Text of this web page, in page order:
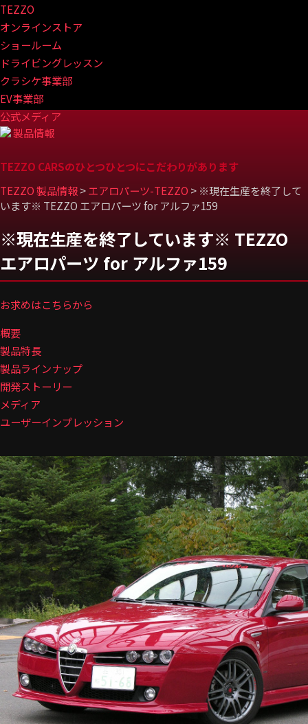
TEZZO
オンラインストア
ショールーム
ドライビングレッスン
クラシケ事業部
EV事業部
公式メディア
製品情報
TEZZO CARSのひとつひとつにこだわりがあります
TEZZO 製品情報>エアロパーツ-TEZZO > ※現在生産を終了して
います※ TEZZO エアロパーツ for アルファ159
※現在生産を終了しています※ TEZZO
エアロパーツ for アルファ159
お求めはこちらから
概要
製品特長
製品ラインナップ
開発ストーリー
メディア
ユーザーインプレッション